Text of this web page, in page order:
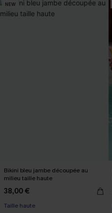
NEW
Bikini bleu jambe découpée au
milieu taille haute
38,00 €
Taille haute